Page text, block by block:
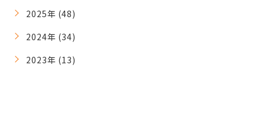
2025年 (48)
2024年 (34)
2023年 (13)